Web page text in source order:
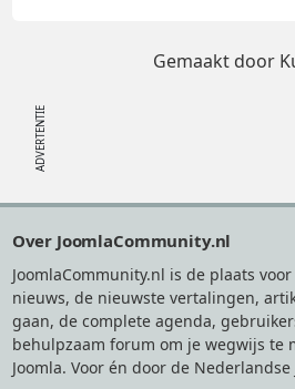
Gemaakt door
Over JoomlaCommunity.nl
JoomlaCommunity.nl is de plaats
nieuws, de nieuwste vertalingen,
gaan, de complete agenda,
behulpzaam forum om je wegwijs te
Joomla. Voor én door de